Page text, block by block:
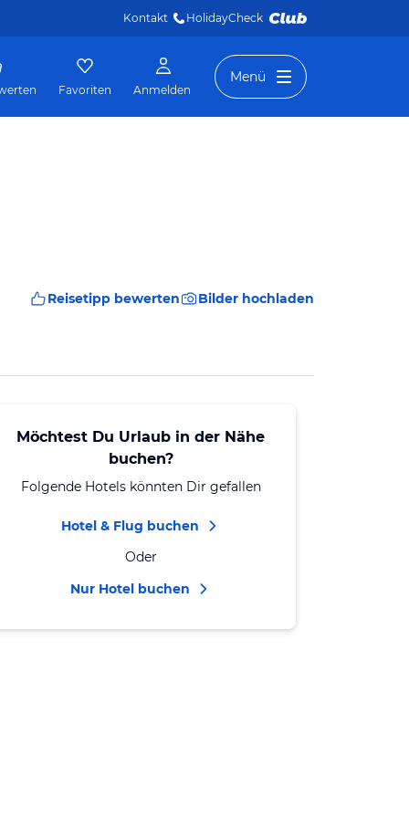
Kontakt HolidayCheck
Favoriten Anmelden
Menü
Reisetipp bewerten Bilder hochladen
Möchtest Du Urlaub in der Nähe
buchen?
Folgende Hotels könnten Dir gefallen
Hotel & Flug buchen
Oder
Nur Hotel buchen